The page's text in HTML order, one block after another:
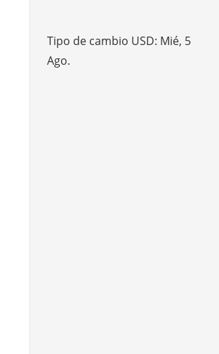
Tipo de cambio USD: Mié, 5
Ago.